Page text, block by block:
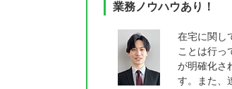
業務ノウハウあり！
在宅に関し
ことは行っ
が明確化さ
す。また、